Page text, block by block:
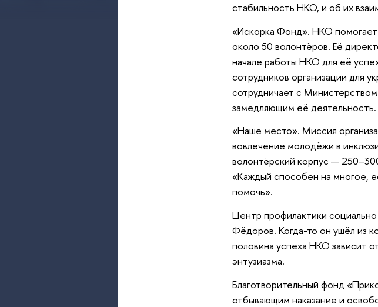
стабильность НКО, и об их
«Искорка Фонд». НКО
около 50 волонтёров. Её
начале работы НКО для её
сотрудников организации для
сотрудничает с
замедляющим её деятельность.
«Наше место». Миссия
вовлечение молодёжи в
волонтёрский корпус —
«Каждый способен на многое,
помочь».
Центр профилактики
Фёдоров. Когда-то он ушёл из
половина успеха НКО зависит
энтузиазма.
Благотворительный фонд
отбывающим наказание и